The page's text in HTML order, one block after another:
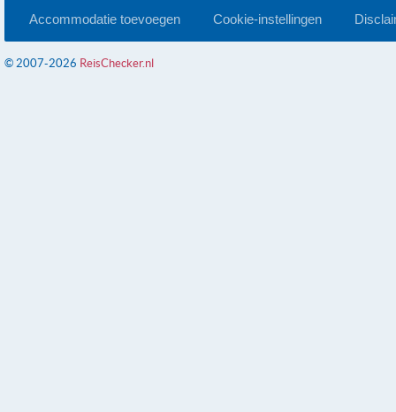
Accommodatie toevoegen Cookie-instellingen
© 2007-2026 ReisChecker.nl